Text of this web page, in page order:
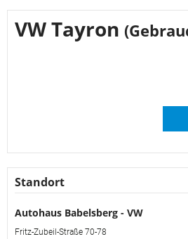
VW Tayron
Standort
Autohaus Babelsberg - VW
Fritz-Zubeil-Straße 70-78